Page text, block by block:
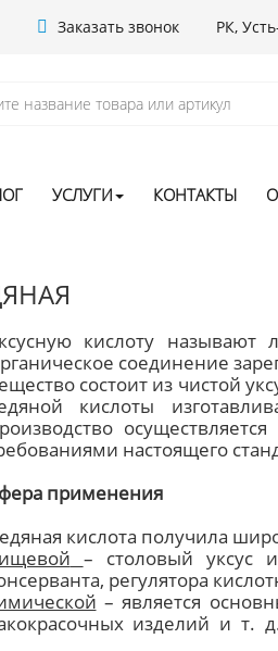
Заказать звонок РК,
УСЛУГИ КОНТАКТЫ
кислоту
соединение
состоит из чистой
кислоты
настоящего
применения
кислота получила
– столовый уксус
регулятора
– является
изделий и т.